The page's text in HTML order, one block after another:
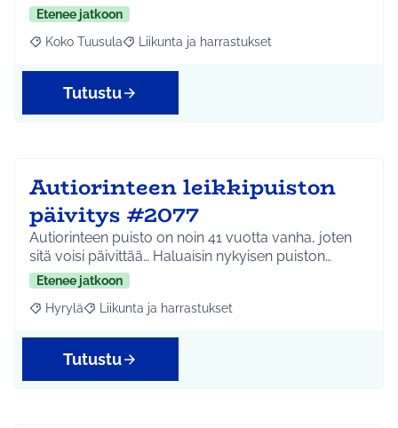
Etenee jatkoon
Rajaa tulokset aihepiirin mukaan: Koko Tuusula
Koko Tuusula Rajaa tulokset teeman mukaan: Liikunta ja
Liikunta ja harrastukset
Tutustu
Autiorinteen leikkipuiston
päivitys #2077
Autiorinteen puisto on noin 41 vuotta vanha, joten
sitä voisi päivittää… Haluaisin nykyisen puiston…
Etenee jatkoon
Rajaa tulokset aihepiirin mukaan: Hyrylä
Hyrylä Rajaa tulokset teeman mukaan: Liikunta ja
Liikunta ja harrastukset
Tutustu